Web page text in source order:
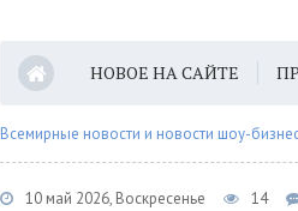
НОВОЕ НА САЙТЕ
Всемирные новости и новости шоу-
10 май 2026, Воскресенье 14